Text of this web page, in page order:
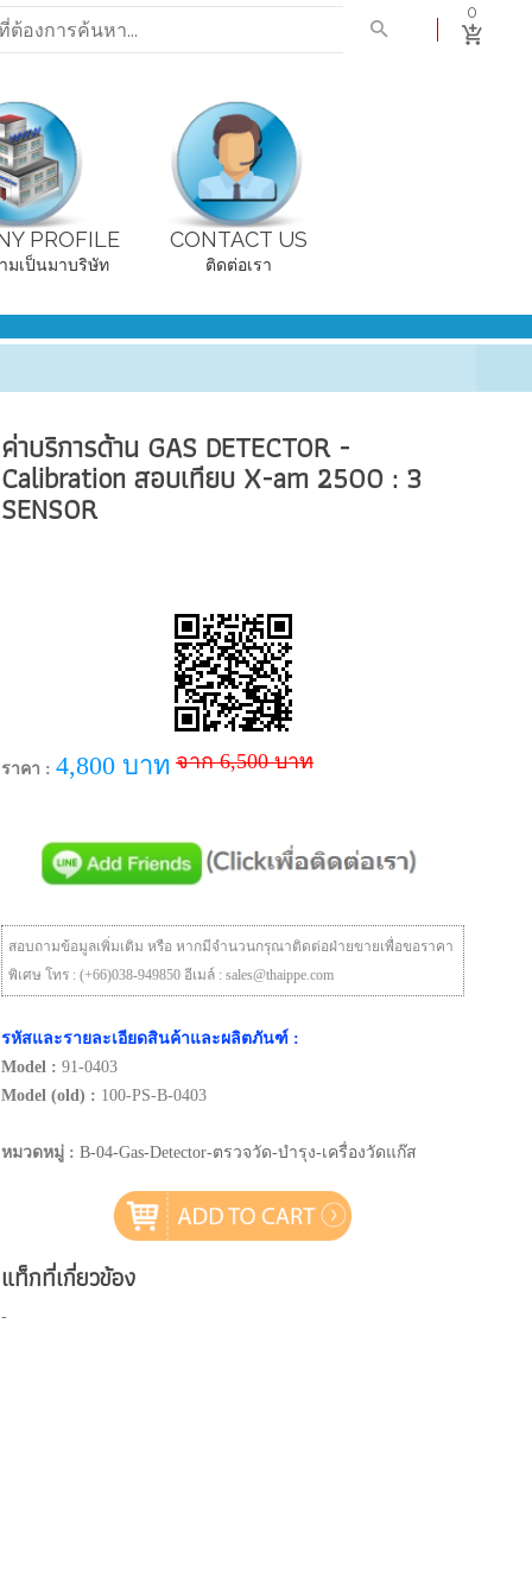
0
PROFILE
มเป็นมาบริษัท
CONTACT US
ติดต่อเรา
ค่าบริการด้าน GAS DETECTOR -
Calibration สอบเทียบ X-am 2500 : 3
SENSOR
ราคา : 4,800 บาท จาก 6,500 บาท
สอบถามข้อมูลเพิ่มเติม หรือ หากมีจำนวนกรุณาติดต่อฝ่ายขายเพื่อขอราคา
พิเศษ โทร : (+66)038-949850 อีเมล์ : sales@thaippe.com
รหัสและรายละเอียดสินค้าและผลิตภันฑ์ :
Model : 91-0403
Model (old) : 100-PS-B-0403
หมวดหมู่ : B-04-Gas-Detector-ตรวจวัด-บำรุง-เครื่องวัดแก๊ส
แท็กที่เกี่ยวข้อง
-